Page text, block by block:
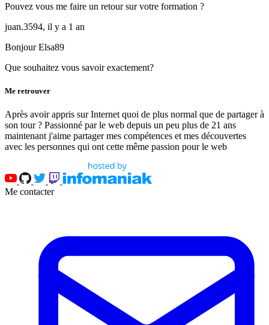
Pouvez vous me faire un retour sur votre formation ?
juan.3594, il y a 1 an
Bonjour Elsa89
Que souhaitez vous savoir exactement?
Me retrouver
Après avoir appris sur Internet quoi de plus normal que de partager à
son tour ? Passionné par le web depuis un peu plus de 21 ans
maintenant j'aime partager mes compétences et mes découvertes
avec les personnes qui ont cette même passion pour le web
Me contacter